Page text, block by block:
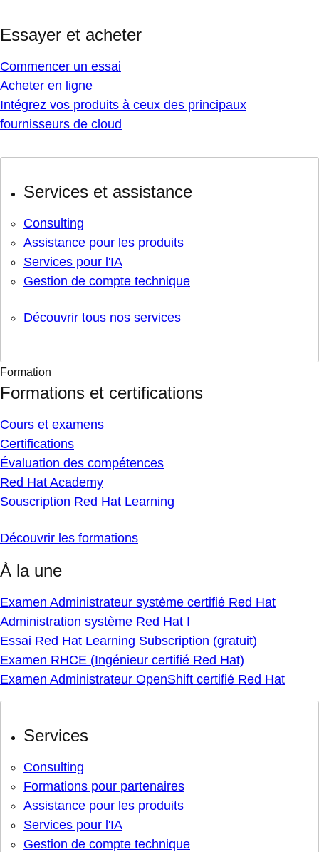
Essayer et acheter
Commencer un essai
Acheter en ligne
Intégrez vos produits à ceux des principaux
fournisseurs de cloud
Services et assistance
Consulting
Assistance pour les produits
Services pour l'IA
Gestion de compte technique
Découvrir tous nos services
Formation
Formations et certifications
Cours et examens
Certifications
Évaluation des compétences
Red Hat Academy
Souscription Red Hat Learning
Découvrir les formations
À la une
Examen Administrateur système certifié Red Hat
Administration système Red Hat I
Essai Red Hat Learning Subscription (gratuit)
Examen RHCE (Ingénieur certifié Red Hat)
Examen Administrateur OpenShift certifié Red Hat
Services
Consulting
Formations pour partenaires
Assistance pour les produits
Services pour l'IA
Gestion de compte technique